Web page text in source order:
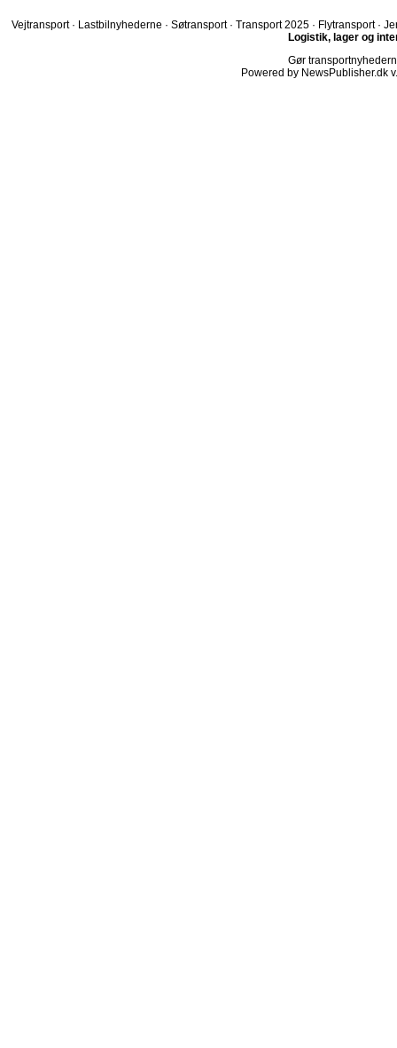
Vejtransport · Lastbilnyhederne · Søtransport · Transport 2025 · Flytransport ·
Logistik, lager og
Gør
Powered by NewsPublisher.dk